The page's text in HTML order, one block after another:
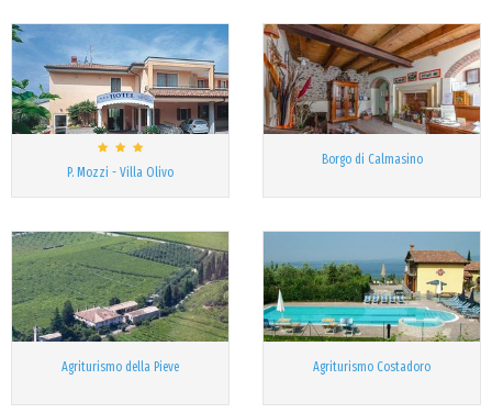
P. Mozzi - Villa Olivo
Borgo di Calmasino
Agriturismo della Pieve Agriturismo Costadoro